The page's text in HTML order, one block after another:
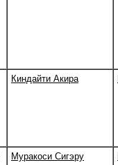
Киндайти Акира
Муракоси Сигэру